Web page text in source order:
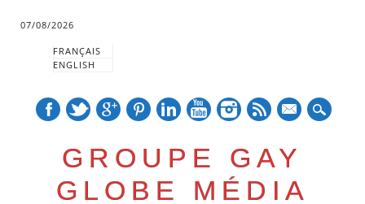
07/08/2026
FRANÇAIS
ENGLISH
GROUPE GAY
GLOBE MÉDIA